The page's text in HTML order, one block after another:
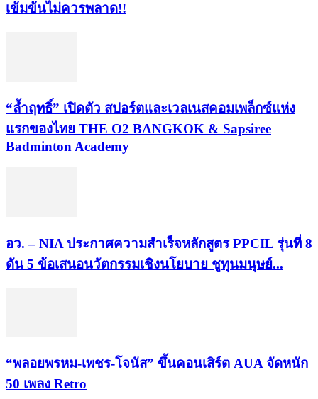
เข้มข้นไม่ควรพลาด!!
“ล้ำฤทธิ์” เปิดตัว สปอร์ตและเวลเนสคอมเพล็กซ์แห่ง
แรกของไทย THE O2 BANGKOK & Sapsiree
Badminton Academy
อว. – NIA ประกาศความสำเร็จหลักสูตร PPCIL รุ่นที่ 8
ดัน 5 ข้อเสนอนวัตกรรมเชิงนโยบาย ชูทุนมนุษย์...
“พลอยพรหม-เพชร-โจนัส” ขึ้นคอนเสิร์ต AUA จัดหนัก
50 เพลง Retro